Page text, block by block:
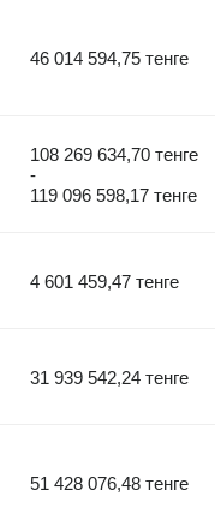
46 014 594,75 тенге
108 269 634,70 тенге
-
119 096 598,17 тенге
4 601 459,47 тенге
31 939 542,24 тенге
51 428 076,48 тенге